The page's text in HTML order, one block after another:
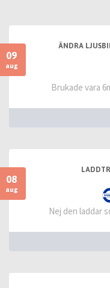
09
aug
ÄNDRA
Brukade vara
08
aug
Nej den laddar